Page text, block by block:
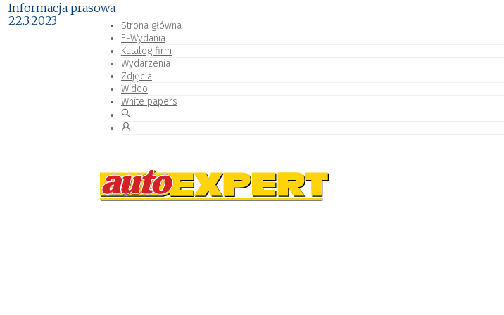
Strona główna
E-Wydania
Katalog firm
Wydarzenia
Zdjęcia
Wideo
White papers
Informacja prasowa
22.3.2023